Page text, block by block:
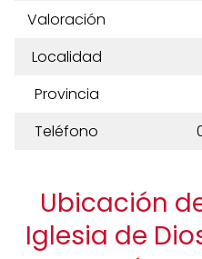
Valoración
Localidad
Provincia
Teléfono
Ubicación
Iglesia de